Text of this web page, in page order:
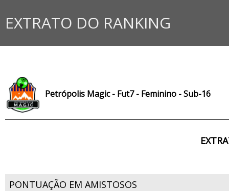
EXTRATO DO RANKING
Petrópolis Magic - Fut7 - Feminino - Sub-16
PONTUAÇÃO EM AMISTOSOS